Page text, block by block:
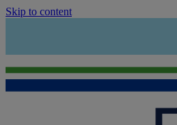
Skip to content